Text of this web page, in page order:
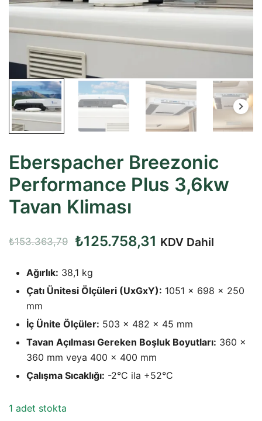
Eberspacher Breezonic
Performance Plus 3,6kw
Tavan Kliması
₺153.363,79
Orijinal
₺153.363,79.
₺125.758,31 Şu
fiyat:
KDV Dahil
Ağırlık: 38,1 kg
Çatı Ünitesi Ölçüleri (UxGxY): 1051 x 698 x 250
mm
İç Ünite Ölçüler: 503 x 482 x 45 mm
Tavan Açılması Gereken Boşluk Boyutları: 360 x
360 mm veya 400 x 400 mm
Çalışma Sıcaklığı: -2°C ila +52°C
1 adet stokta